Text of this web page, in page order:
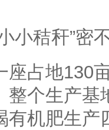
秸秆”密
占地130亩
整个生产基
有机肥生产